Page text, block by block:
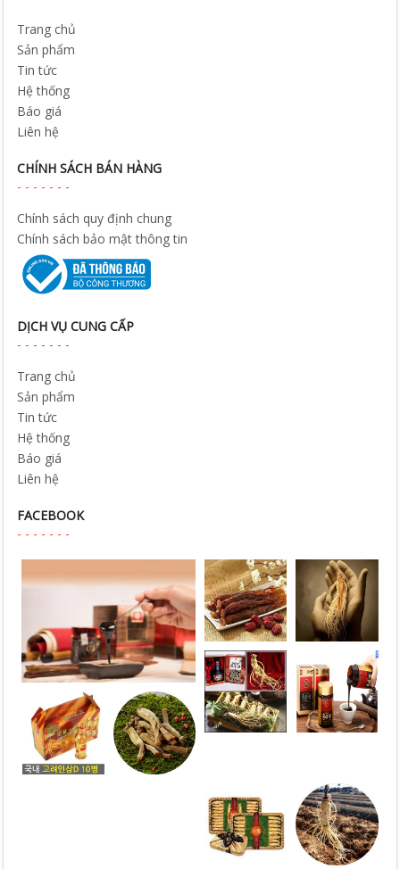
Trang chủ
Sản phẩm
Tin tức
Hệ thống
Báo giá
Liên hệ
CHÍNH SÁCH BÁN HÀNG
Chính sách quy định chung
Chính sách bảo mật thông tin
DỊCH VỤ CUNG CẤP
Trang chủ
Sản phẩm
Tin tức
Hệ thống
Báo giá
Liên hệ
FACEBOOK